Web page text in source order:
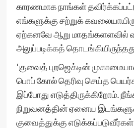
காரணமாக நாங்கள்
எங்களுக்கு சற்றுக்
ஏற்கனவே ஆறு மாதங்களளவில்
அலுப்படிக்கத்
‘குவைத் புறஜெக்டின்
பொப் கோல் தெரிவு செய்த
இப்போது எடுத்திருக்கிறோம்.
நிறுவனத்தின் ஏனைய
குவைத்துக்கு